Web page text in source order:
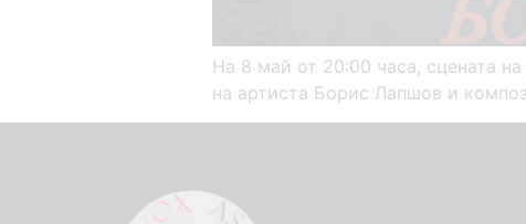
На 8 май от 20:00 часа, сцената
на артиста Борис Лапшов и